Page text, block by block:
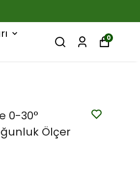
0
0-30°
Ölçer